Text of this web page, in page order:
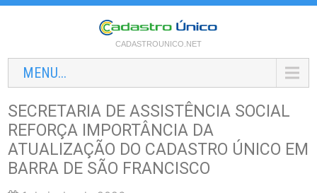
CADASTROUNICO.NET
MENU...
SECRETARIA DE ASSISTÊNCIA SOCIAL
REFORÇA IMPORTÂNCIA DA
ATUALIZAÇÃO DO CADASTRO ÚNICO EM
BARRA DE SÃO FRANCISCO